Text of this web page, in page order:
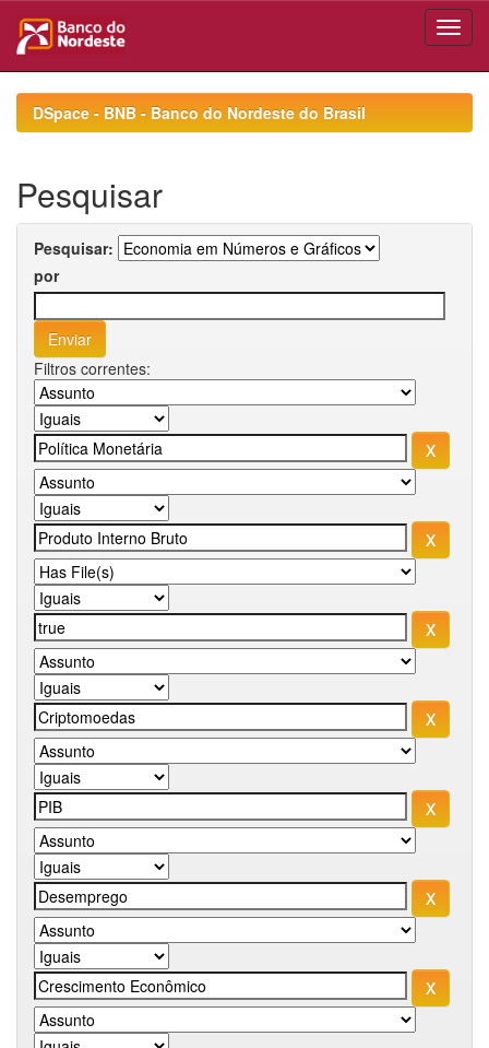
navigationDSpace - BNB - Banco do Nordeste do Brasil
Pesquisar
Pesquisar:
por
Filtros correntes: